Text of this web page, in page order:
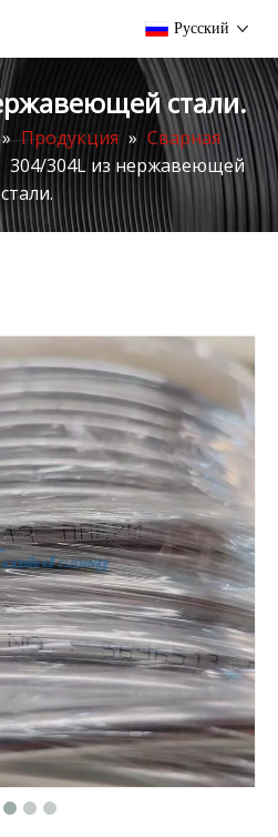
Pусский
стали.
» Продукция » Сварная
304/304L из нержавеющей
стали.